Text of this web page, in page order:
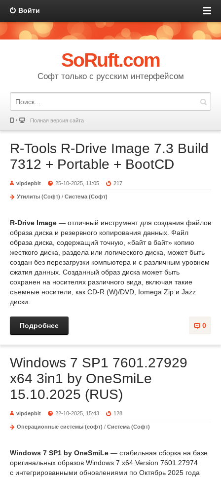
Войти
SoRuft.com
Софт только с русским интерфейсом
Полная версия сайта
R-Tools R-Drive Image 7.3 Build
7312 + Portable + BootCD
vipdepbit 25-10-2025, 11:05 217
Утилиты (Софт) / Система (Софт)
R-Drive Image — отличный инструмент для создания файлов
образа диска и резервного копирования данных. Файл
образа диска, содержащий точную, «байт в байт» копию
жесткого диска, раздела или логического диска, может быть
создан без перезагрузки компьютера и с различным уровнем
сжатия данных. Созданный образ диска может быть
сохранен на носителях различного вида, включая такие
съемные носители, как CD-R (W)/DVD, Iomega Zip и Jazz
диски.
0
Подробнее
Windows 7 SP1 7601.27929
x64 3in1 by OneSmiLe
15.10.2025 (RUS)
vipdepbit 22-10-2025, 15:43 128
Операционные системы (софт) / Система (Софт)
Windows 7 SP1 by OneSmiLe — стабильная сборка на базе
оригинальных образов Windows 7 x64 Version 7601.27974
с интегрированными обновлениями по Октябрь 2025 года